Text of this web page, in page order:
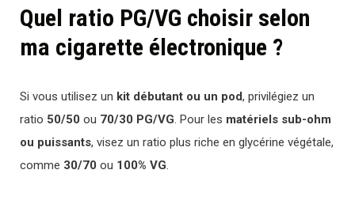
Quel ratio PG/VG choisir selon
ma cigarette électronique ?
Si vous utilisez un kit débutant ou un pod, privilégiez un
ratio 50/50 ou 70/30 PG/VG. Pour les matériels sub-ohm
ou puissants, visez un ratio plus riche en glycérine végétale,
comme 30/70 ou 100% VG.